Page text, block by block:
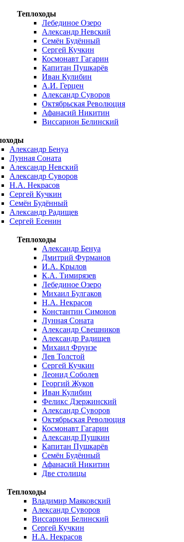
Теплоходы
Лебединое Озеро
Александр Невский
Семён Будённый
Сергей Кучкин
Космонавт Гагарин
Капитан Пушкарёв
Иван Кулибин
А.И. Герцен
Александр Суворов
Октябрьская Революция
Афанасий Никитин
Виссарион Белинский
Александр Бенуа
Лунная Соната
Александр Невский
Александр Суворов
Н.А. Некрасов
Сергей Кучкин
Семён Будённый
Александр Радищев
Сергей Есенин
Теплоходы
Александр Бенуа
Дмитрий Фурманов
И.А. Крылов
К.А. Тимирязев
Лебединое Озеро
Михаил Булгаков
Н.А. Некрасов
Константин Симонов
Лунная Соната
Александр Свешников
Александр Радищев
Михаил Фрунзе
Лев Толстой
Сергей Кучкин
Леонид Соболев
Георгий Жуков
Иван Кулибин
Феликс Дзержинский
Александр Суворов
Октябрьская Революция
Космонавт Гагарин
Александр Пушкин
Капитан Пушкарёв
Семён Будённый
Афанасий Никитин
Две столицы
Теплоходы
Владимир Маяковский
Александр Суворов
Виссарион Белинский
Сергей Кучкин
Н.А. Некрасов